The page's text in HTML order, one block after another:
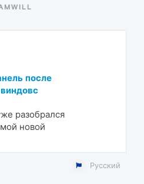
после
разобрался
новой
Русский